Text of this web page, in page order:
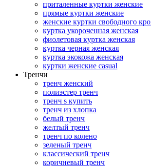
приталенные куртки женские
прямые куртки женские
женские куртки свободного
куртка укороченная женская
фиолетовая куртка женская
куртка черная женская
куртка экокожа женская
куртки женские casual
Тренчи
тренч женский
полиэстер тренч
тренч s купить
тренч из хлопка
белый тренч
желтый тренч
тренч по колено
зеленый тренч
классический тренч
коричневый тренч